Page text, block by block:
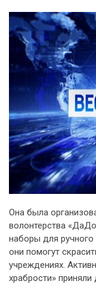
Она была
волонтерства
наборы для
они помогут
учреждениях.
храбрости»